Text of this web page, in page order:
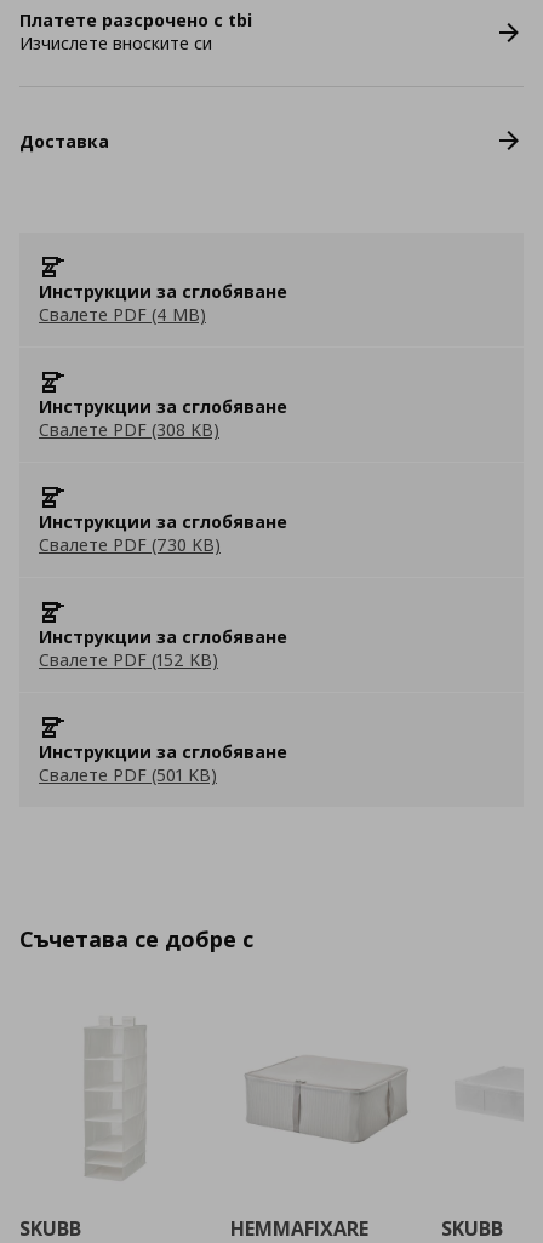
Платете разсрочено с tbi
Изчислете вноските си
Доставка
Инструкции за сглобяване
Свалете PDF (4 MB)
Инструкции за сглобяване
Свалете PDF (308 KB)
Инструкции за сглобяване
Свалете PDF (730 KB)
Инструкции за сглобяване
Свалете PDF (152 KB)
Инструкции за сглобяване
Свалете PDF (501 KB)
Съчетава се добре с
SKUBB
HEMMAFIXARE
SKUBB